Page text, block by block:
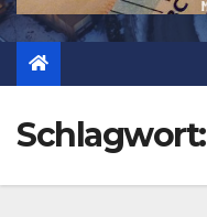
Schlagwort: